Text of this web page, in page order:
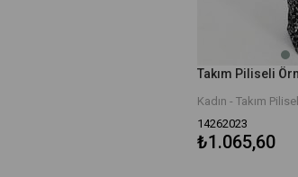
Takım Piliseli
Kadın - Takım
14262023
₺1.065,60